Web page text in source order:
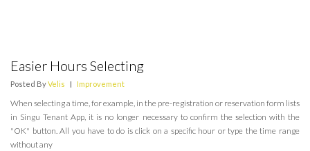
Easier Hours Selecting
Posted ByVelis | Improvement
When selecting a time, for example, in the pre-registration or reservation form lists
in Singu Tenant App, it is no longer necessary to confirm the selection with the
"OK" button. All you have to do is click on a specific hour or type the time range
without any